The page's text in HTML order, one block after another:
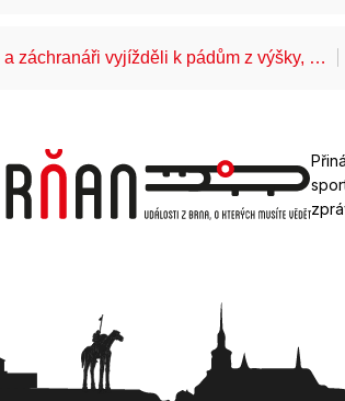
a záchranáři vyjížděli k pádům z výšky, …